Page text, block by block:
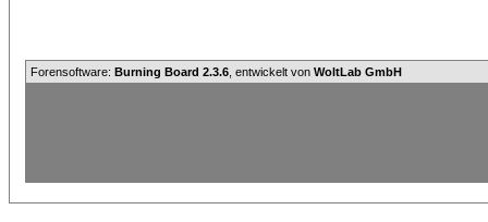
Forensoftware: Burning Board 2.3.6 , entwickelt von WoltLab GmbH